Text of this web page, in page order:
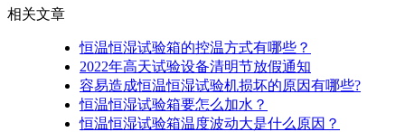
相关文章
恒温恒湿试验箱的控温方式有哪些？
2022年高天试验设备清明节放假通知
容易造成恒温恒湿试验机损坏的原因有哪些?
恒温恒湿试验箱要怎么加水？
恒温恒湿试验箱温度波动大是什么原因？